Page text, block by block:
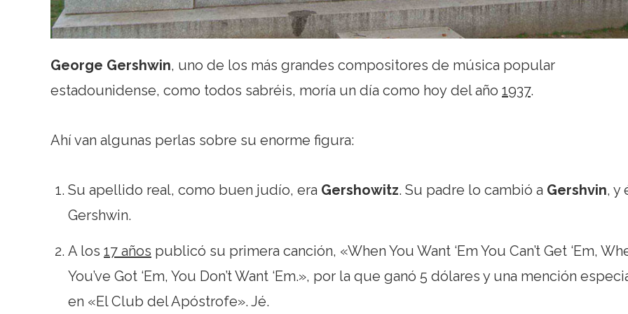
George Gershwin, uno de los más grandes compositores de música popular
estadounidense, como todos sabréis, moría un día como hoy del año 1937.
Ahí van algunas perlas sobre su enorme figura:
Su apellido real, como buen judío, era Gershowitz. Su padre lo cambió a Gershvin, y
Gershwin.
A los 17 años publicó su primera canción, «When You Want ‘Em You Can’t Get ‘Em,
You’ve Got ‘Em, You Don’t Want ‘Em.», por la que ganó 5 dólares y una mención
en «El Club del Apóstrofe». Jé.